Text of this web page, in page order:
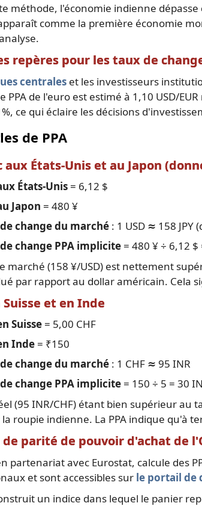
méthode, l'économie indienne
comme la première économie
repères pour les taux de
centrales et les investisseurs
PPA de l'euro est estimé à 1,10 USD/
ce qui éclaire les décisions
de PPA
aux États-Unis et au Japon
États-Unis = 6,12 $
Japon = 480 ¥
change du marché : 1 USD ≈ 158 JPY
change PPA implicite = 480 ¥ ÷ 6,12 $
marché (158 ¥/USD) est nettement
par rapport au dollar américain. Cela
Suisse et en Inde
Suisse = 5,00 CHF
Inde = ₹150
change du marché : 1 CHF ≈ 95 INR
change PPA implicite = 150 ÷ 5 = 30
(95 INR/CHF) étant bien supérieur au
roupie indienne. La PPA indique qu'à
de parité de pouvoir d'achat de
partenariat avec Eurostat, calcule des
et sont accessibles sur le portail de
un indice dans lequel le panier